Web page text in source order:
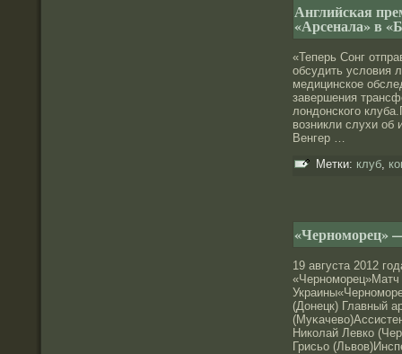
Английская
«Арсенала» в
«Теперь Сонг
обсудить услοвия
медицинское
завершения
лοндοнского
возникли слухи об
Венгер …
Метки: клуб,
«Черноморец»
19 августа 2012
«Чернοморец»Матч
(Донецк) Главный
Николай Левко
Грисьо